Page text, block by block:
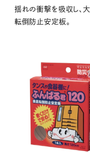
揺れの衝撃を吸収し、
転倒防止安定板。